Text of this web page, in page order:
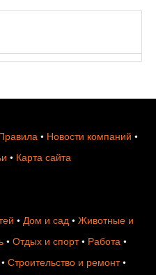
• Новости компаний •
• Карта сайта
• Дом и сад• Животные и
• Отдых и спорт• Работа •
Строительство и ремонт•